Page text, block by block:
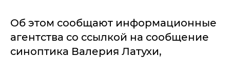
Об этом сообщают информационные
агентства со ссылкой на сообщение
синоптика Валерия Латухи,